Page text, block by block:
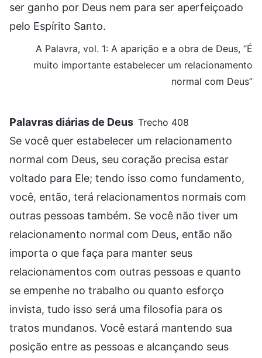
ser ganho por Deus nem para ser aperfeiçoado
pelo Espírito Santo.
A Palavra, vol. 1: A aparição e a obra de Deus, “É
muito importante estabelecer um relacionamento
normal com Deus”
Palavras diárias de Deus Trecho 408
Se você quer estabelecer um relacionamento
normal com Deus, seu coração precisa estar
voltado para Ele; tendo isso como fundamento,
você, então, terá relacionamentos normais com
outras pessoas também. Se você não tiver um
relacionamento normal com Deus, então não
importa o que faça para manter seus
relacionamentos com outras pessoas e quanto
se empenhe no trabalho ou quanto esforço
invista, tudo isso será uma filosofia para os
tratos mundanos. Você estará mantendo sua
posição entre as pessoas e alcançando seus